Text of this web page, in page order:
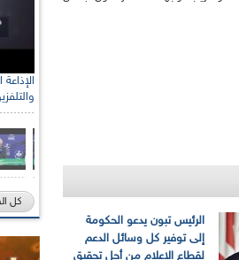
الرئيس تبون يدعو الحكومة
إلى توفير كل وسائل الدعم
لقطاع الاعلام من أجل تحقيق
كل